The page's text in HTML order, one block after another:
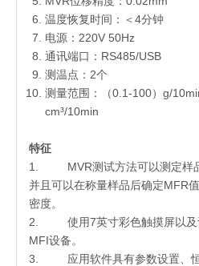
温度恢复时间：＜4分钟
电源：220V 50Hz
通讯端口：RS485/USB
测温点：2个
测量范围：（0.1-100）g/
cm³/10min
特征
1. MVR测试方法可以测定样品
并且可以在称量样品后确定MFR
密度。
2. 使用7英寸彩色触摸屏以及
MFI设备。
3. 应用软件具有参数设置、恒